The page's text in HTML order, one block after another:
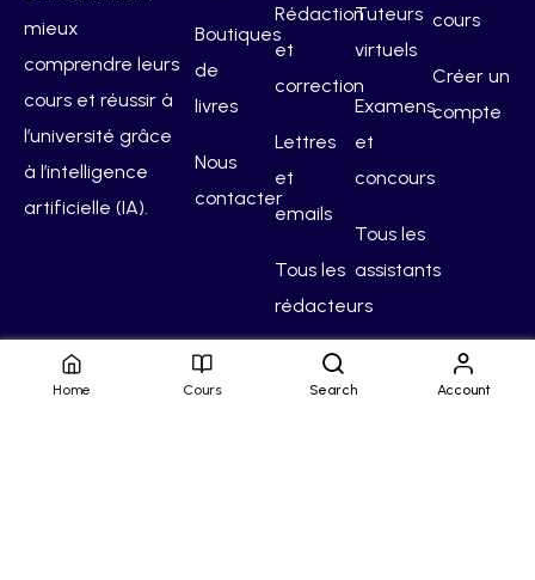
mieux
comprendre leurs
cours et réussir à
l’université grâce
à l’intelligence
artificielle (IA).
Boutiques
de
livres
Nous
contacter
Rédaction
et
correction
Lettres
et
emails
Tous les
rédacteurs
Tuteurs
virtuels
Examens
et
concours
Tous les
assistants
cours
Créer un
compte
Home Cours Search Account